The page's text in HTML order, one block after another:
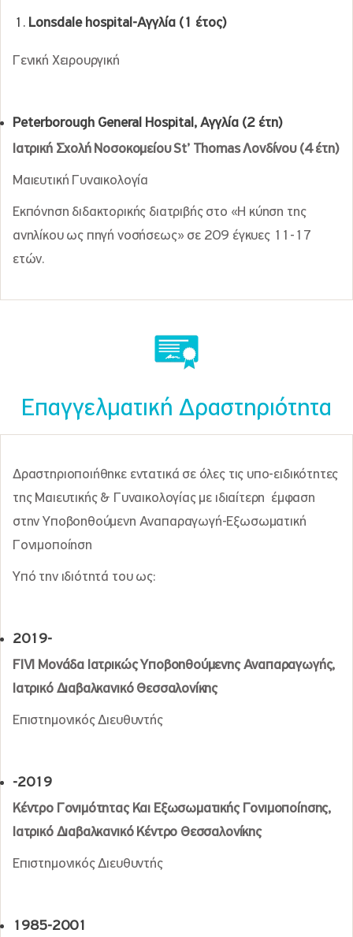
Lonsdale hospital-Αγγλία (1 έτος)
Γενική Χειρουργική
Peterborough General Hospital, Αγγλία (2 έτη)
Ιατρική Σχολή ΝοσοκομείουSt’ ThomasΛονδίνου (4 έτη)
Μαιευτική Γυναικολογία
Εκπόνηση διδακτορικής διατριβής στο «Η κύηση της
ανηλίκου ως πηγή νοσήσεως» σε 209 έγκυες 11-17
ετών.
Επαγγελματική Δραστηριότητα
Δραστηριοποιήθηκε εντατικά σε όλες τις υπο-ειδικότητες
της Μαιευτικής & Γυναικολογίας με ιδιαίτερη έμφαση
στην Υποβοηθούμενη Αναπαραγωγή-Εξωσωματική
Γονιμοποίηση
Υπό την ιδιότητά του ως:
2019-
FIVI Μονάδα Ιατρικώς Υποβοηθούμενης Αναπαραγωγής,
Ιατρικό Διαβαλκανικό Θεσσαλονίκης
Επιστημονικός Διευθυντής
-2019
Κέντρο Γονιμότητας Και Εξωσωματικής Γονιμοποίησης,
Ιατρικό Διαβαλκανικό Κέντρο Θεσσαλονίκης
Επιστημονικός Διευθυντής
1985-2001